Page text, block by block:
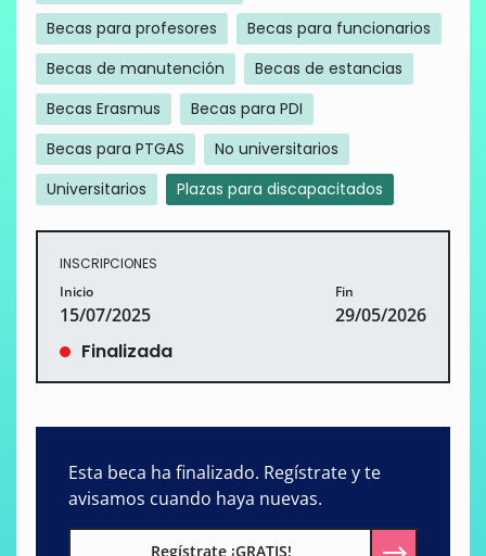
Becas para profesores
Becas para funcionarios
Becas de manutención
Becas de estancias
Becas Erasmus
Becas para PDI
Becas para PTGAS
No universitarios
Universitarios
Plazas para discapacitados
INSCRIPCIONES
Inicio
15/07/2025
Fin
29/05/2026
Finalizada
Esta beca ha finalizado. Regístrate y te
avisamos cuando haya nuevas.
Regístrate ¡GRATIS!